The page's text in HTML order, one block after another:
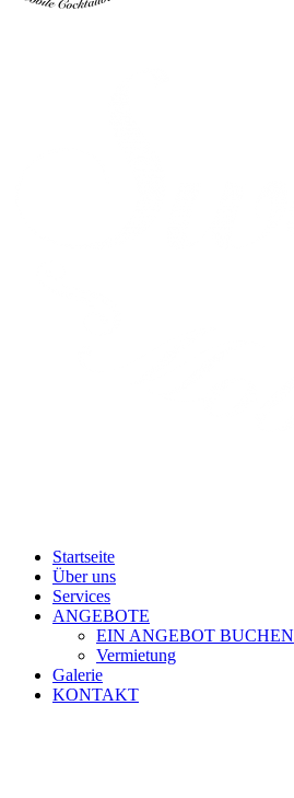
Startseite
Über uns
Services
ANGEBOTE
EIN ANGEBOT BUCHEN
Vermietung
Galerie
KONTAKT